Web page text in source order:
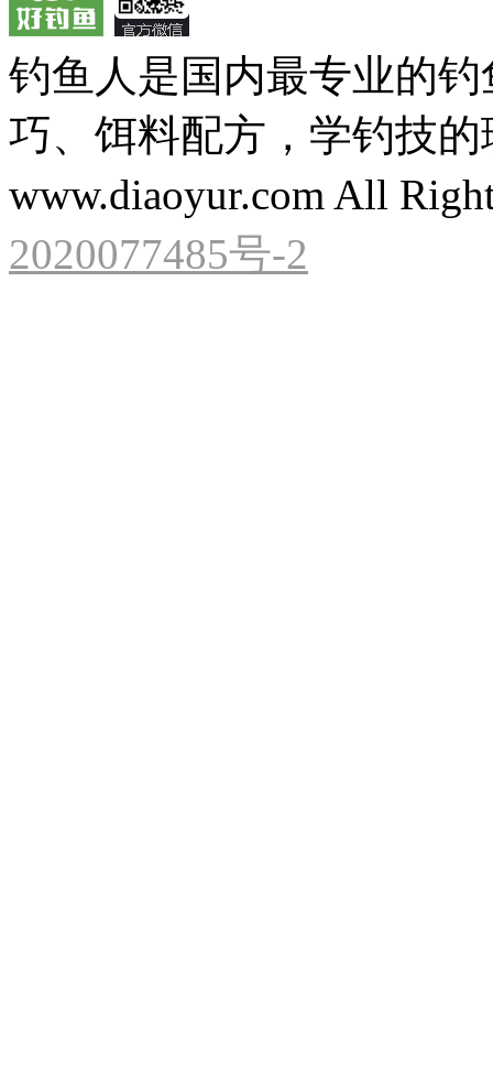
钓鱼人是国内最专业的
巧、饵料配方，学钓技
www.diaoyur.com All
2020077485号-2